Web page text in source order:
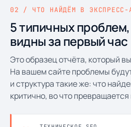
02 / ЧТО НАЙДЁМ В ЭКСПРЕСС-
5 типичных
видны за первый час
Это образец отчёта, который
На вашем сайте проблемы
и структура такие же: что
критично, во что